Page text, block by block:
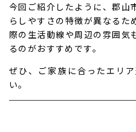
今回ご紹介したように、郡山
らしやすさの特徴が異なるた
際の生活動線や周辺の雰囲気
るのがおすすめです。
ぜひ、ご家族に合ったエリ
い。